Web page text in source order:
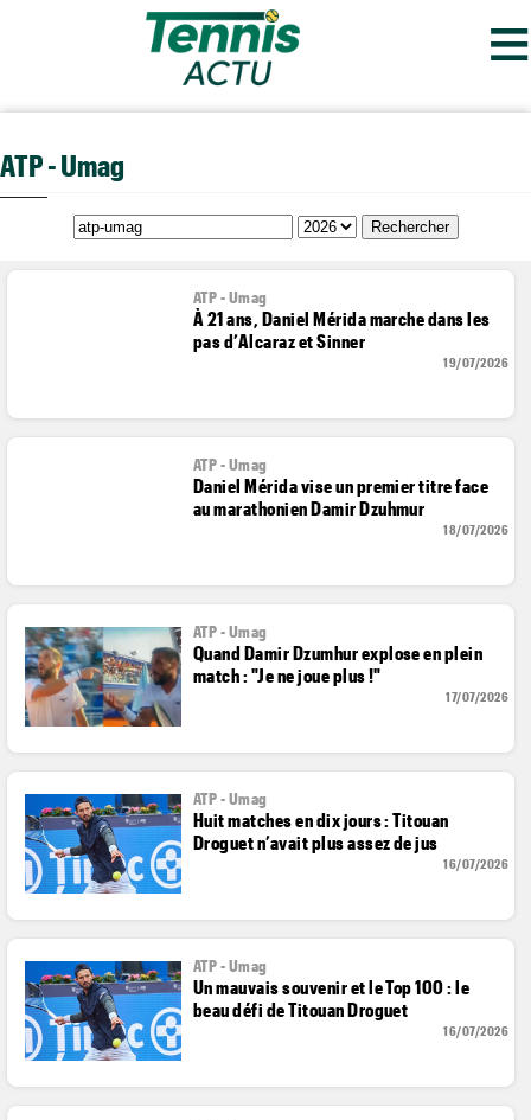
≡
ATP - Umag
ATP - Umag
À 21 ans, Daniel Mérida marche dans les
pas d’Alcaraz et Sinner
19/07/2026
ATP - Umag
Daniel Mérida vise un premier titre face
au marathonien Damir Dzuhmur
18/07/2026
ATP - Umag
Quand Damir Dzumhur explose en plein
match : "Je ne joue plus !"
17/07/2026
ATP - Umag
Huit matches en dix jours : Titouan
Droguet n’avait plus assez de jus
16/07/2026
ATP - Umag
Un mauvais souvenir et le Top 100 : le
beau défi de Titouan Droguet
16/07/2026